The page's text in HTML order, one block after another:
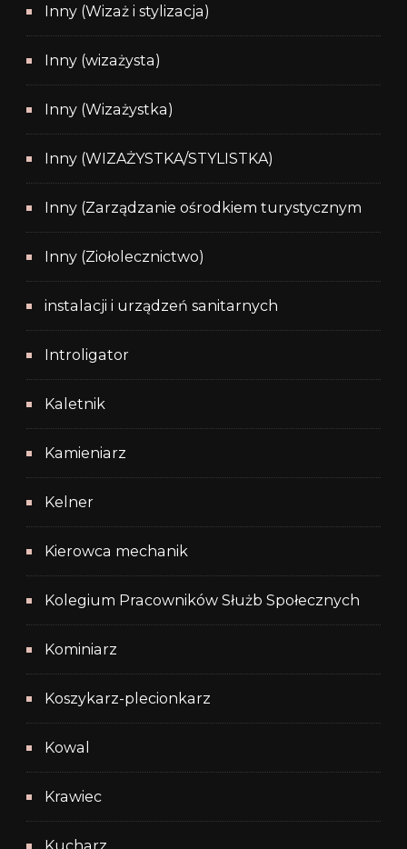
Inny (Wizaż i stylizacja)
Inny (wizażysta)
Inny (Wizażystka)
Inny (WIZAŻYSTKA/STYLISTKA)
Inny (Zarządzanie ośrodkiem turystycznym
Inny (Ziołolecznictwo)
instalacji i urządzeń sanitarnych
Introligator
Kaletnik
Kamieniarz
Kelner
Kierowca mechanik
Kolegium Pracowników Służb Społecznych
Kominiarz
Koszykarz-plecionkarz
Kowal
Krawiec